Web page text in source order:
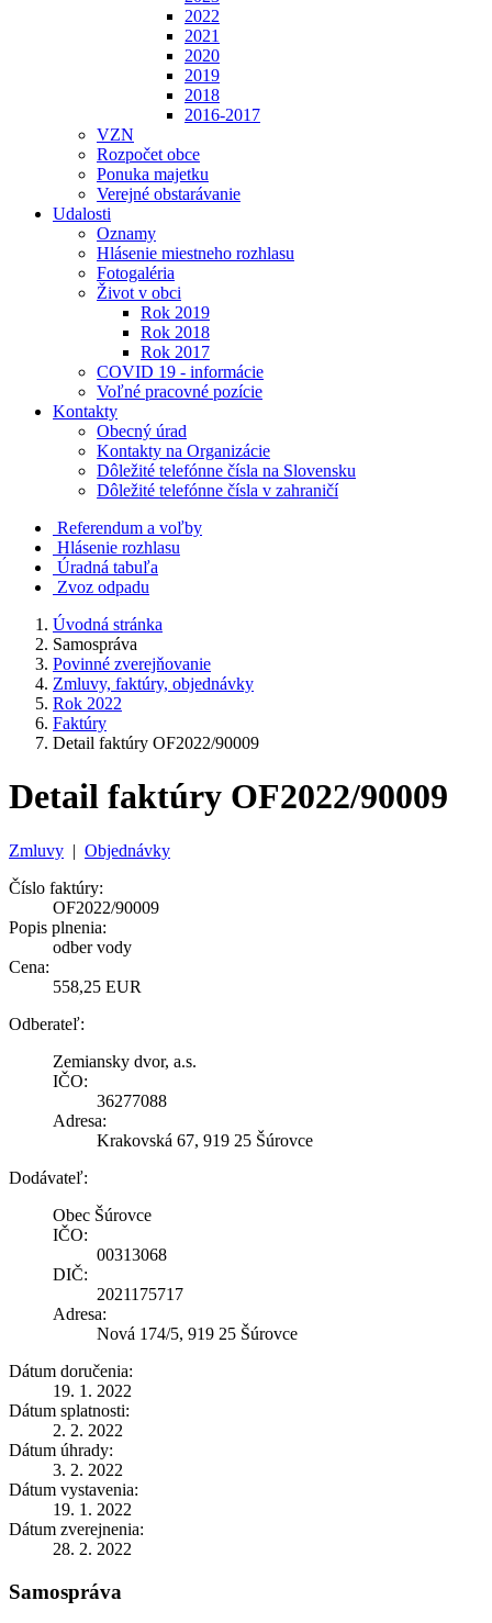
2022
2021
2020
2019
2018
2016-2017
VZN
Rozpočet obce
Ponuka majetku
Verejné obstarávanie
Udalosti
Oznamy
Hlásenie miestneho rozhlasu
Fotogaléria
Život v obci
Rok 2019
Rok 2018
Rok 2017
COVID 19 - informácie
Voľné pracovné pozície
Kontakty
Obecný úrad
Kontakty na Organizácie
Dôležité telefónne čísla na Slovensku
Dôležité telefónne čísla v zahraničí
Referendum a voľby
Hlásenie rozhlasu
Úradná tabuľa
Zvoz odpadu
Úvodná stránka
Samospráva
Povinné zverejňovanie
Zmluvy, faktúry, objednávky
Rok 2022
Faktúry
Detail faktúry OF2022/90009
Detail faktúry OF2022/90009
Zmluvy | Objednávky
Číslo faktúry:
OF2022/90009
Popis plnenia:
odber vody
Cena:
558,25 EUR
Odberateľ:
Zemiansky dvor, a.s.
IČO:
36277088
Adresa:
Krakovská 67, 919 25 Šúrovce
Dodávateľ:
Obec Šúrovce
IČO:
00313068
DIČ:
2021175717
Adresa:
Nová 174/5, 919 25 Šúrovce
Dátum doručenia:
19. 1. 2022
Dátum splatnosti:
2. 2. 2022
Dátum úhrady:
3. 2. 2022
Dátum vystavenia:
19. 1. 2022
Dátum zverejnenia:
28. 2. 2022
Samospráva